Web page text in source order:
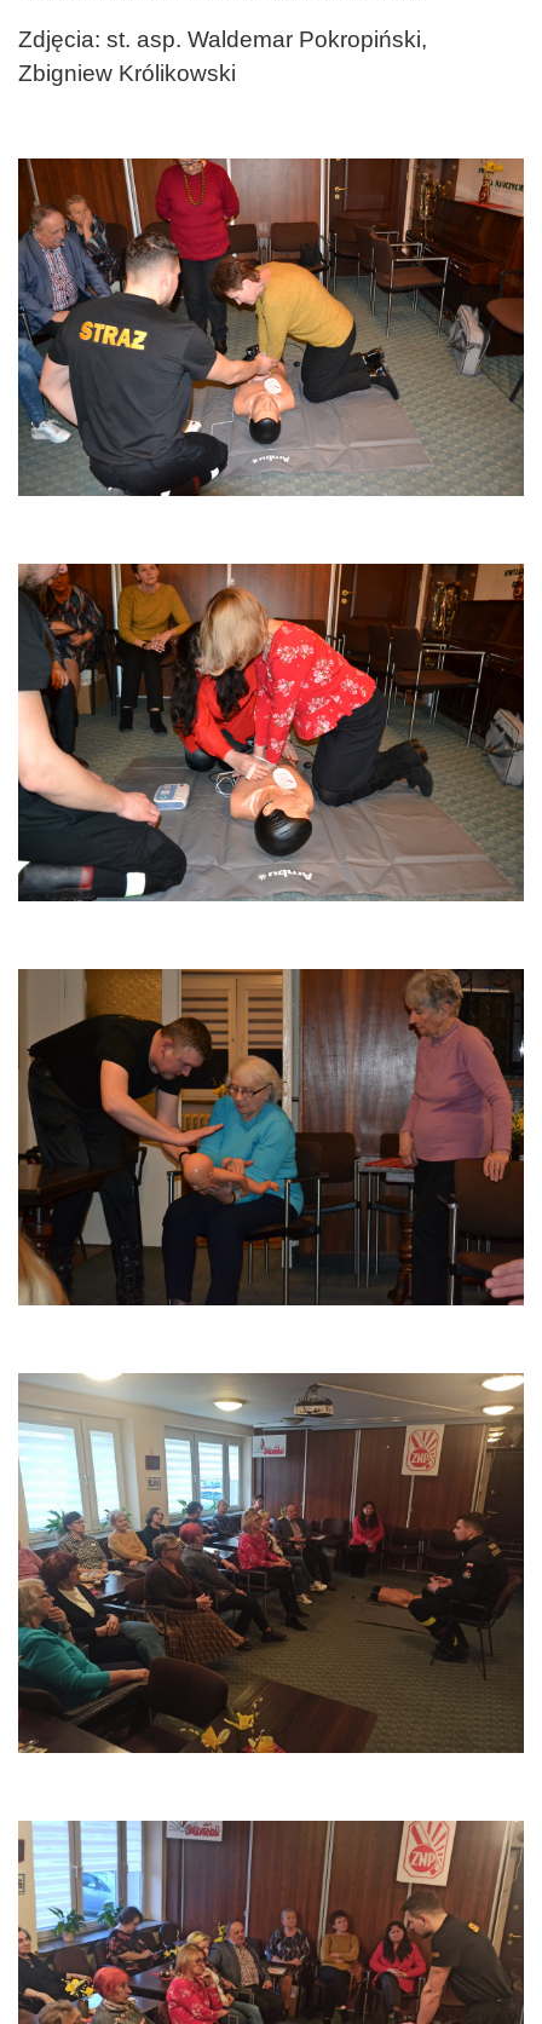
Zdjęcia: st. asp. Waldemar Pokropiński,
Zbigniew Królikowski